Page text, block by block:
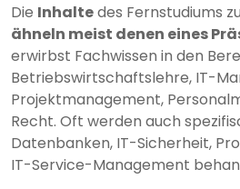
Die Inhaltedes Fernstudiums
ähneln meist denen eines
erwirbst Fachwissen in den
Betriebswirtschaftslehre, IT-
Projektmanagement,
Recht. Oft werden auch
Datenbanken, IT-Sicherheit,
IT-Service-Management